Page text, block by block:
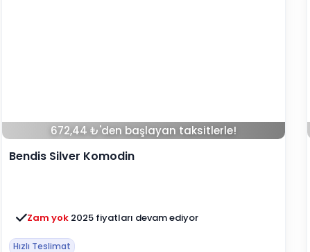
672,44 ₺'den başlayan taksitlerle!
Bendis Silver Komodin
Zam yok 2025 fiyatları devam ediyor
Hızlı Teslimat